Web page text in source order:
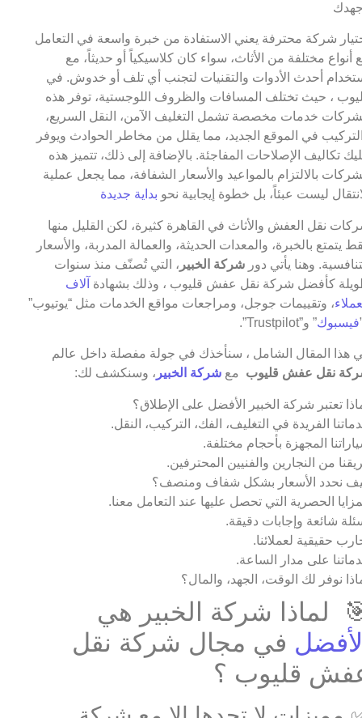
شركة محترفة يعني الاستفادة من خبرة واسعة في التعامل
أنواع مختلفة من الأثاث، سواء كان كلاسيكياً أو حديثاً، مع
أحدث الأدوات والتقنيات لتجنب أي تلف أو خدوش. في
، حيث تختلف المسافات والظروف اللوجستية، توفر هذه
خدمات مخصصة تشمل التغليف الآمن، النقل السريع،
في الموقع الجديد، مما يقلل من مخاطر الحوادث ويوفر
تكاليف الإصلاحات المفاجئة. بالإضافة إلى ذلك، تتميز هذه
بالالتزام بالمواعيد والأسعار الشفافة، مما يجعل عملية
ليست عبئاً، بل خطوة إيجابية نحو بداية جديدة
نقل العفش والأثاث في القاهرة كثيرة، لكن القليل منها
يتمتع بالخبرة، والمعدات الحديثة، والعمالة المدربة، والأسعار
وهنا يأتي دور شركة الخبير ، التي تُصنّف منذ سنوات
كأفضل شركة نقل عفش قليوب ، وذلك بشهادة آلاف
، وتقييمات جوجل، ومراجعات مواقع الخدمات مثل “يوتيوب”
فيسبوك” و”Trustpilot”.
هذا المقال الشامل ، سنأخذك في جولة مفصلة داخل عالم
نقل عفش قليوب مع شركة الخبير ، وسنكشف لك:
تعتبر شركة الخبير الأفضل على الإطلاق؟
الفريدة في التغليف، الفك، التركيب، النقل.
المجهزة بأحجام مختلفة.
من النجارين والفنيين المحترفين.
نحدد الأسعار بشكل شفاف ومنصف؟
الحصرية التي تحصل عليها عند التعامل معنا.
شائعة وإجابات دقيقة.
حقيقية لعملائنا.
على مدار الساعة.
نوفر لك الوقت، الجهد، والمال؟
لماذا شركة الخبير هي
في مجال شركة نقل
قليوب ؟